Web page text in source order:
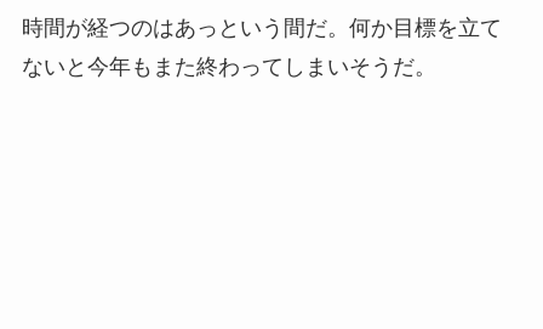
時間が経つのはあっという間だ。何か目標を立て
ないと今年もまた終わってしまいそうだ。